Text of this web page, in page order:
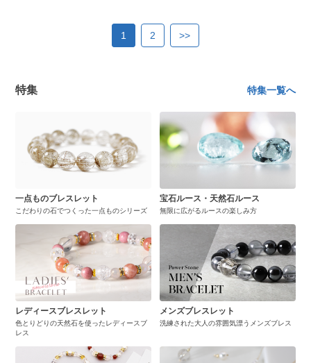
1 2 >>
特集 特集一覧へ
一点ものブレスレット
こだわりの石でつくった一点ものシリーズ
宝石ルース・天然石ルース
無限に広がるルースの楽しみ方
レディースブレスレット
色とりどりの天然石を使ったレディースブ
レス
メンズブレスレット
洗練された大人の雰囲気漂うメンズブレス